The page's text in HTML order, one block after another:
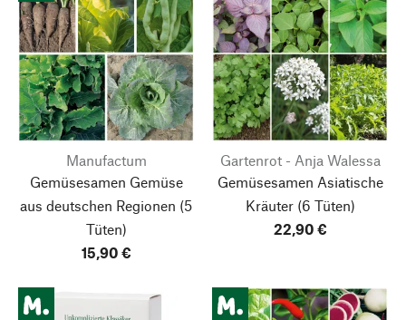
Manufactum
Gemüsesamen Gemüse
aus deutschen Regionen (5
Tüten)
15,90 €
Gartenrot - Anja Walessa
Gemüsesamen Asiatische
Kräuter(6 Tüten)
22,90 €